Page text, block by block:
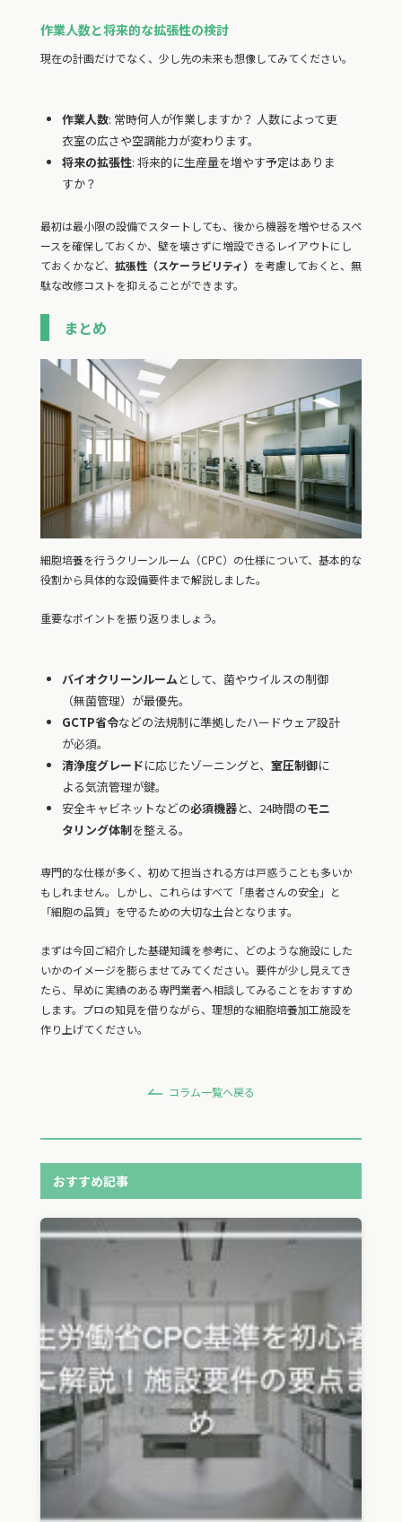
作業人数と将来的な拡張性の検討
現在の計画だけでなく、少し先の未来も想像してみてください。
作業人数: 常時何人が作業しますか？ 人数によって更
衣室の広さや空調能力が変わります。
将来の拡張性: 将来的に生産量を増やす予定はありま
すか？
最初は最小限の設備でスタートしても、後から機器を増やせるスペ
ースを確保しておくか、壁を壊さずに増設できるレイアウトにし
ておくかなど、 拡張性（スケーラビリティ） を考慮しておくと、無
駄な改修コストを抑えることができます。
まとめ
細胞培養を行うクリーンルーム（CPC）の仕様について、基本的な
役割から具体的な設備要件まで解説しました。
重要なポイントを振り返りましょう。
バイオクリーンルームとして、菌やウイルスの制御
（無菌管理）が最優先。
GCTP省令などの法規制に準拠したハードウェア設計
が必須。
清浄度グレードに応じたゾーニングと、 室圧制御に
よる気流管理が鍵。
安全キャビネットなどの必須機器と、24時間のモニ
タリング体制を整える。
専門的な仕様が多く、初めて担当される方は戸惑うことも多いか
もしれません。しかし、これらはすべて「患者さんの安全」と
「細胞の品質」を守るための大切な土台となります。
まずは今回ご紹介した基礎知識を参考に、どのような施設にした
いかのイメージを膨らませてみてください。要件が少し見えてき
たら、早めに実績のある専門業者へ相談してみることをおすすめ
します。プロの知見を借りながら、理想的な細胞培養加工施設を
作り上げてください。
コラム一覧へ戻る
おすすめ記事